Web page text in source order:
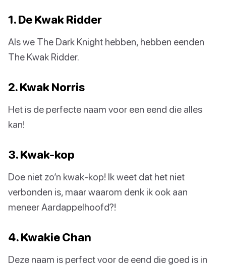
1. De Kwak Ridder
Als we The Dark Knight hebben, hebben eenden
The Kwak Ridder.
2. Kwak Norris
Het is de perfecte naam voor een eend die alles
kan!
3. Kwak-kop
Doe niet zo’n kwak-kop! Ik weet dat het niet
verbonden is, maar waarom denk ik ook aan
meneer Aardappelhoofd?!
4. Kwakie Chan
Deze naam is perfect voor de eend die goed is in